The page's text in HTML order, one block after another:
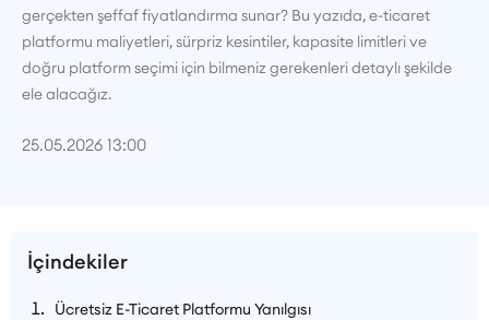
gerçekten şeffaf fiyatlandırma sunar? Bu yazıda, e-ticaret
platformu maliyetleri, sürpriz kesintiler, kapasite limitleri ve
doğru platform seçimi için bilmeniz gerekenleri detaylı şekilde
ele alacağız.
25.05.2026 13:00
İçindekiler
Ücretsiz E-Ticaret Platformu Yanılgısı